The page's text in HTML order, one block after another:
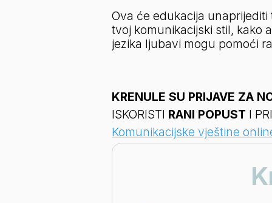
Ova će edukacija
tvoj komunikacijski stil, kako
jezika ljubavi mogu pomoći
KRENULE SU PRIJAVE ZA
ISKORISTI RANI POPUST I
Komunikacijske vještine